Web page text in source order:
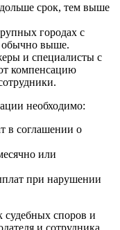
срок, тем выше
городах с
обычно выше.
и специалисты с
компенсацию
необходимо:
в соглашении о
или
при нарушении
судебных споров и
и сотрудника.